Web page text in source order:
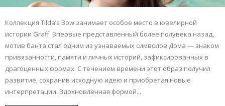
Коллекция Tilda’s Bow занимает особое место в ювелирной
истории Graff. Впервые представленный более полувека назад,
мотив банта стал одним из узнаваемых символов Дома — знаком
привязанности, памяти и личных историй, зафиксированных в
драгоценных формах. С течением времени этот образ получил
развитие, сохранив исходную идею и приобретая новые
интерпретации. Вдохновлённая формой...